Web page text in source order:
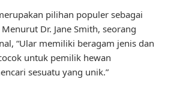
pilihan populer sebagai
Dr. Jane Smith, seorang
“Ular memiliki beragam jenis dan
untuk pemilik hewan
sesuatu yang unik.”